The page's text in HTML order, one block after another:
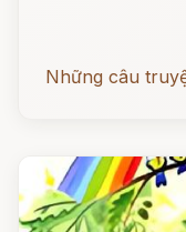
Những câu